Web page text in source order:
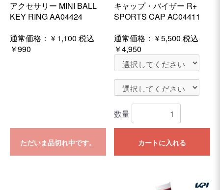
アクセサリー MINI BALL
KEY RING AA04424
通常価格： ￥1,100 税込
￥990
ただいま品切れ中です。
キャップ・バイザー R+
SPORTS CAP AC04411
通常価格： ￥5,500 税込
￥4,950
数量
カートに入れる